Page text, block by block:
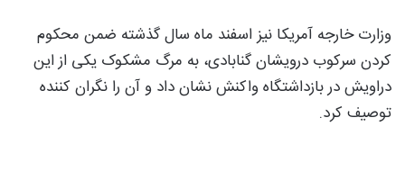
وزارت خارجه آمریکا نیز اسفند ماه سال گذشته ضمن محکوم
کردن سرکوب درویشان گنابادی، به مرگ مشکوک یکی از این
دراویش در بازداشتگاه واکنش نشان داد و آن را نگران کننده
توصیف کرد.